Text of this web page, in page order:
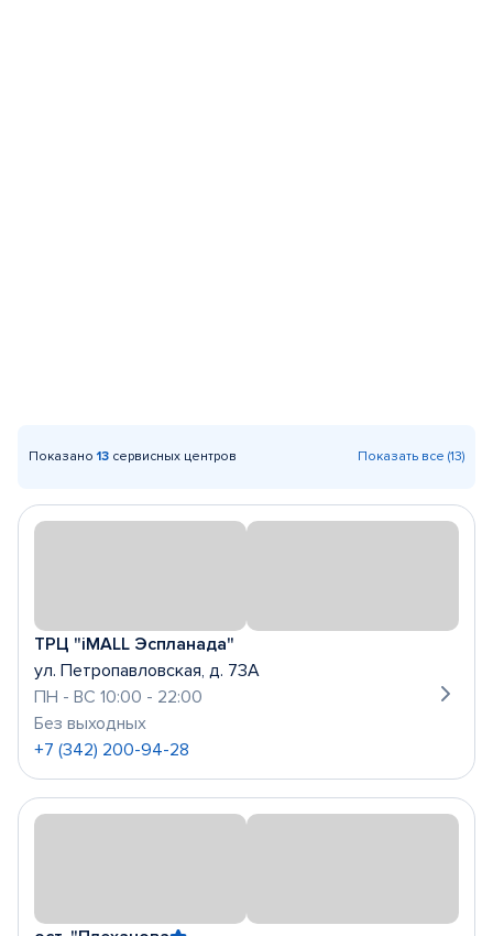
Показано 13 сервисных центров Показать все (13)
ТРЦ "iMALL Эспланада"
ул. Петропавловская, д. 73А
ПН - ВС 10:00 - 22:00
Без выходных
+7 (342) 200-94-28